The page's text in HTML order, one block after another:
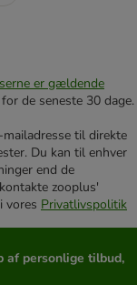
er gældende
de seneste 30 dage.
til direkte
Du kan til enhver
end de
zooplus'
vores Privatlivspolitik
af personlige tilbud,